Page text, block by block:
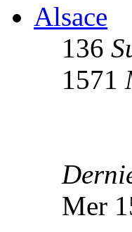
Alsace
136
1571
Mer